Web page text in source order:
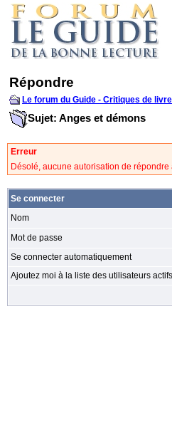
Répondre
Le forum du Guide - Critiques de
Sujet: Anges et démons
Erreur
Désolé, aucune autorisation de
Se connecter
Nom
Mot de passe
Se connecter automatiquement
Ajoutez moi à la liste des utilisateurs actifs